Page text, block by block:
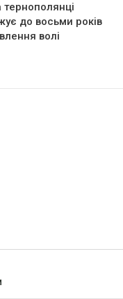
до восьми років
волі